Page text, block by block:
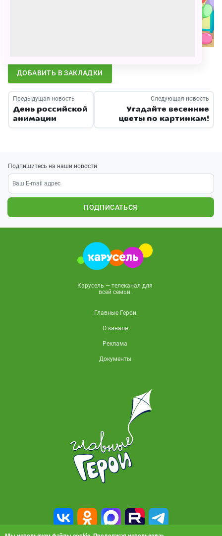
ДОБАВИТЬ В ЗАКЛАДКИ
Предыдущая новость
День российской
анимации
Следующая новость
Угадайте весенние
цветы по картинкам!
Подпишитесь на наши новости
ПОДПИСАТЬСЯ
Карусель — телеканал для
всей семьи.
Главные Герои
О канале
Реклама
Документы